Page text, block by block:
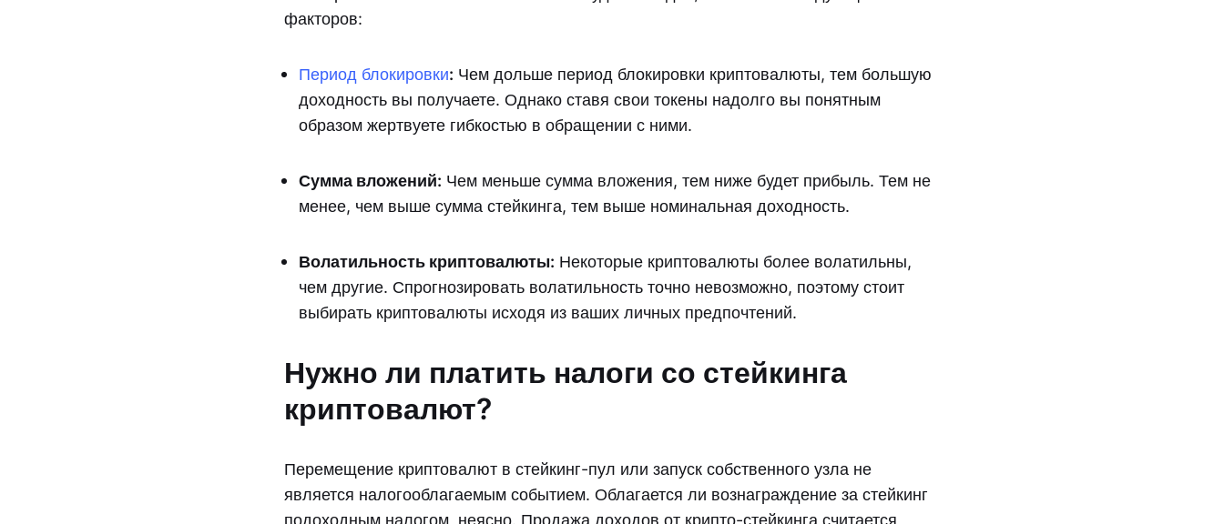
факторов:
Период блокировки: Чем дольше период блокировки криптовалюты, тем большую
доходность вы получаете. Однако ставя свои токены надолго вы понятным
образом жертвуете гибкостью в обращении с ними.
Сумма вложений: Чем меньше сумма вложения, тем ниже будет прибыль. Тем не
менее, чем выше сумма стейкинга, тем выше номинальная доходность.
Волатильность криптовалюты: Некоторые криптовалюты более волатильны,
чем другие. Спрогнозировать волатильность точно невозможно, поэтому стоит
выбирать криптовалюты исходя из ваших личных предпочтений.
Нужно ли платить налоги со стейкинга
криптовалют?
Перемещение криптовалют в стейкинг-пул или запуск собственного узла не
является налогооблагаемым событием. Облагается ли вознаграждение за стейкинг
подоходным налогом, неясно. Продажа доходов от крипто-стейкинга считается